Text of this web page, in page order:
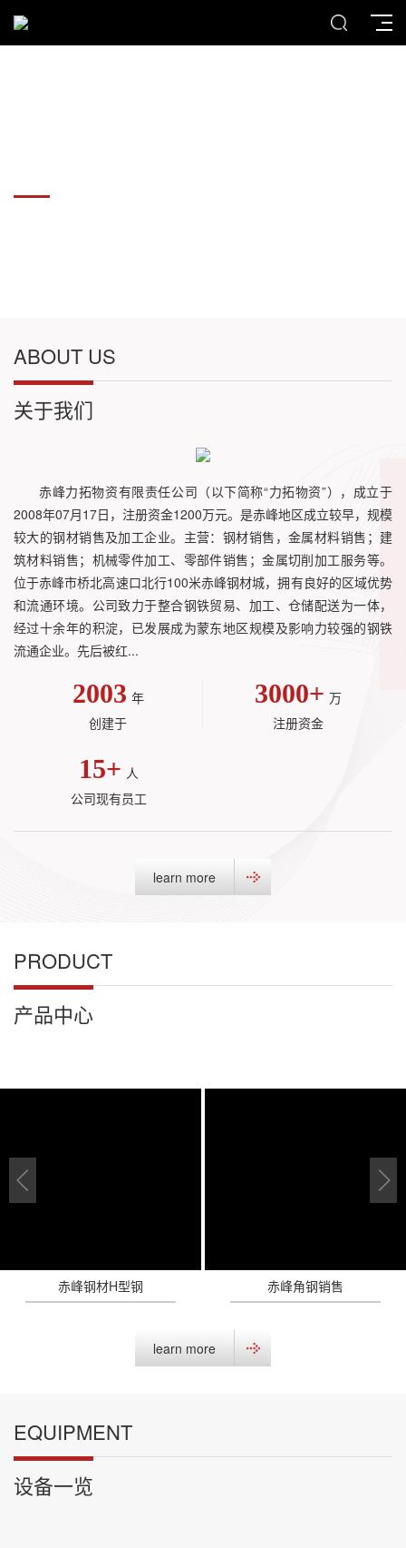
ABOUT US
关于我们
赤峰力拓物资有限责任公司（以下简称“力拓物资”），成立于
2008年07月17日，注册资金1200万元。是赤峰地区成立较早，规模
较大的钢材销售及加工企业。主营：钢材销售，金属材料销售；建
筑材料销售；机械零件加工、零部件销售；金属切削加工服务等。
位于赤峰市桥北高速口北行100米赤峰钢材城，拥有良好的区域优势
和流通环境。公司致力于整合钢铁贸易、加工、仓储配送为一体，
经过十余年的积淀，已发展成为蒙东地区规模及影响力较强的钢铁
流通企业。先后被红...
2003 年
创建于
3000+ 万
注册资金
15+ 人
公司现有员工
learn more
PRODUCT
产品中心
赤峰钢材H型钢 赤峰角钢销售
learn more
EQUIPMENT
设备一览